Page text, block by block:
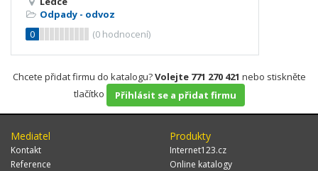
Odpady - odvoz
0
(0 hodnocení)
Chcete přidat firmu do katalogu?Volejte 771 270 421 nebo stiskněte
tlačítko
Přihlásit se a přidat firmu
Mediatel
Kontakt
Reference
Produkty
Internet123.cz
Online katalogy